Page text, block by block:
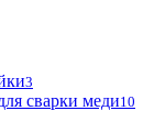
3
сварки меди10